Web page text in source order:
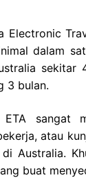
Electronic
dalam
sekitar
3 bulan.
ETA sangat
atau
Australia.
buat